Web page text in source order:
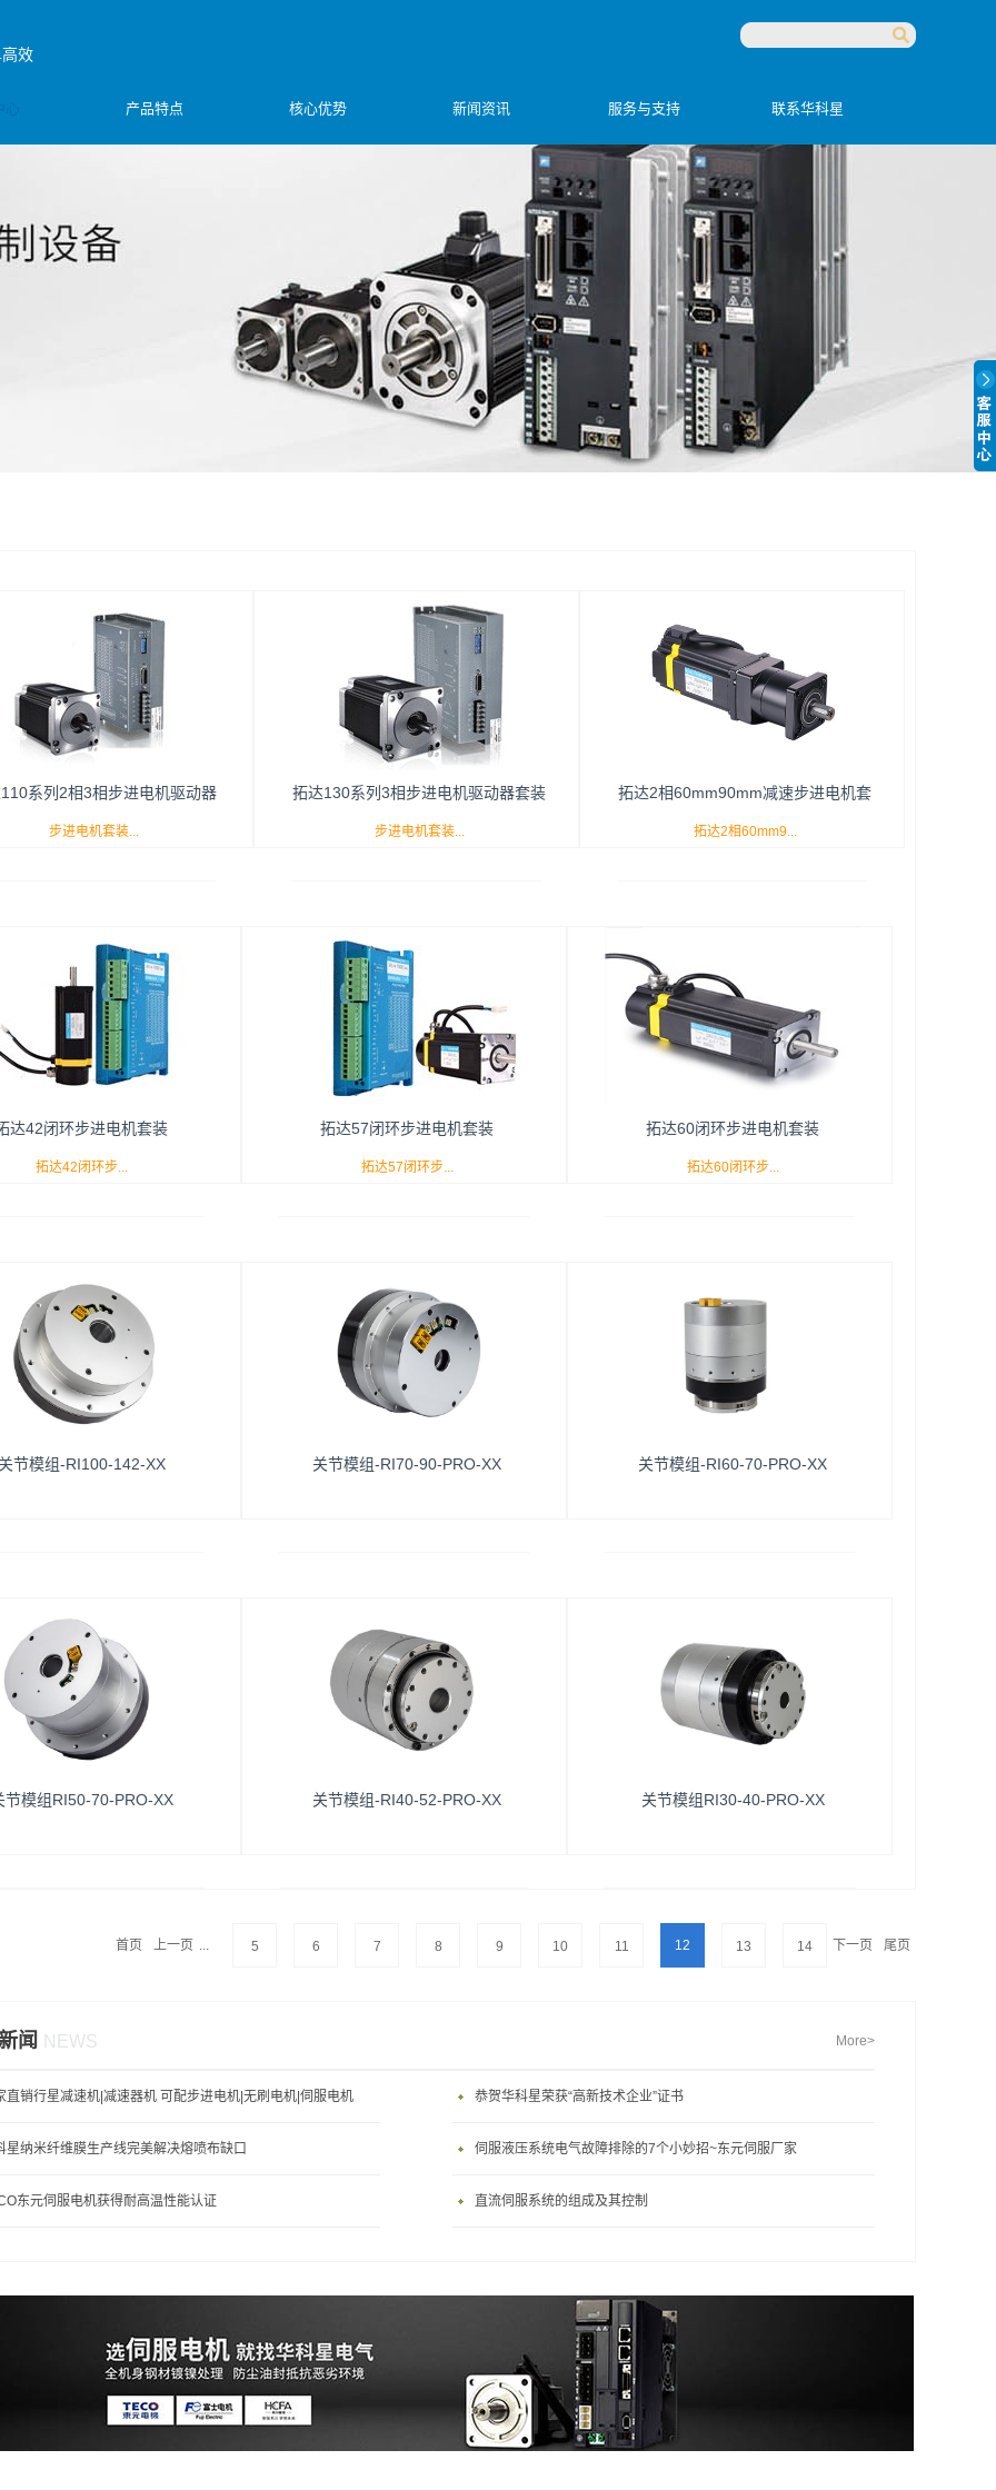
效
产品特点 核心优势 新闻资讯 服务与支持 联系华科星
系列2相3相步进电机驱动器
套装
步进电机套装...
S,TDA4200-S；3相的型号有
S,TDB4130-S,TDB4160-
S,TDB4210-S,TDB4250-S。
动器适配电机110mm及以下二相三
、发热较低、定位精度高等特点，适
需要精确定位的自动化机械。深圳市
拓达130系列3相步进电机驱动器套装
步进电机套装...
S,TDB5300-S,TDB5370-S,TDB5500-S。
有着运行稳定、噪音低、出力大、发热较
低、定位精度高等特点，适合所有需要精确
定位的自动化机械。深圳市华科星电气有限
公司总代理，正品保证，特价优惠，销售热
线：13602631692！
拓达2相60mm90mm减速步进电机套
装
拓达2相60mm9...
S、TDA214-S、TDA221-S、TDA325-S、
TDA345-S、TDA370-S。深圳市华科星电
气有限公司总代理，正品保证，特价优惠。
达42闭环步进电机套装
拓达42闭环步...
S5A、TDE109-S5A；适配
A闭环步进驱动器，有着运行稳
低、出力大、发热较低、定位精度
，适合所有需要精确定位的自动化
，特价优惠。欢迎咨询在线客服！
拓达57闭环步进电机套装
拓达57闭环步...
TDE218-S8A、TDE224-S8A、TDE230-
S8A；适配DE5080-A闭环步进驱动器，有
着运行稳定、噪音低、出力大、发热较低、
定位精度高等特点，适合所有需要精确定位
总代理，货源丰厚，特价优惠。欢迎咨询在
拓达60闭环步进电机套装
拓达60闭环步...
TDE225-S8A、TDE228-S8A、TDE232-
着运行稳定、噪音低、出力大、发热较低、
定位精度高等特点，适合所有需要精确定位
总代理，货源丰厚，特价优惠。欢迎咨询在
节模组-RI100-142-XX 关节模组-RI70-90-PRO-XX 关节模组-RI60-70-PRO-XX
节模组RI50-70-PRO-XX 关节模组-RI40-52-PRO-XX 关节模组RI30-40-PRO-XX
首页 上一页 ... 5 6 7 8 9 10 11 12 13 14 下一页 尾页
闻 NEWS More>
直销行星减速机|减速器机 可配步进电机|无刷电机|伺服电机 恭贺华科星荣获“高新技术企业”证书
星纳米纤维膜生产线完美解决熔喷布缺口 伺服液压系统电气故障排除的7个小妙招~东元伺服厂家
东元伺服电机获得耐高温性能认证 直流伺服系统的组成及其控制